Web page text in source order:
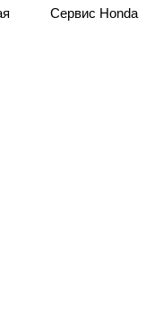
Сервис Honda